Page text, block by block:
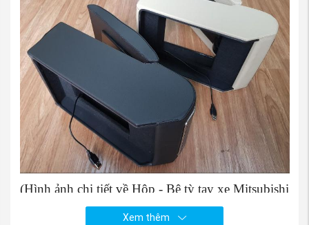
(Hình ảnh chi tiết về Hộp - Bệ tỳ tay xe Mitsubishi
Xpander và Xpander Cross, nguồn Phụ tùng
Xem thêm